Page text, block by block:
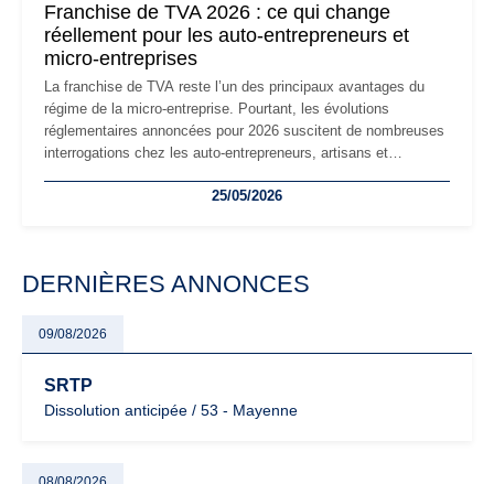
Franchise de TVA 2026 : ce qui change
réellement pour les auto-entrepreneurs et
micro-entreprises
La franchise de TVA reste l’un des principaux avantages du
régime de la micro-entreprise. Pourtant, les évolutions
réglementaires annoncées pour 2026 suscitent de nombreuses
interrogations chez les auto-entrepreneurs, artisans et
facturation ou risque de bascule vers la TVA : les règles
25/05/2026
DERNIÈRES ANNONCES
09/08/2026
SRTP
Dissolution anticipée / 53 - Mayenne